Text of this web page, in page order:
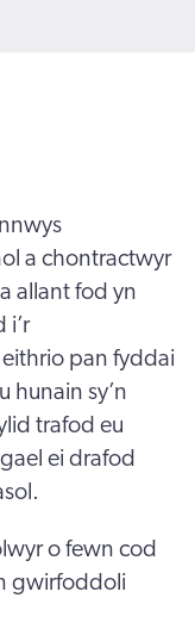
a chontractwyr
allant fod yn
i’r
eithrio pan fyddai
hunain sy’n
trafod eu
ei drafod
o fewn cod
gwirfoddoli